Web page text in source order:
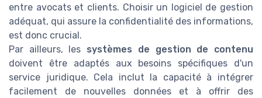
entre avocats et clients. Choisir un logiciel de gestion
adéquat, qui assure la confidentialité des informations,
est donc crucial.
Par ailleurs, les systèmes de gestion de contenu
doivent être adaptés aux besoins spécifiques d'un
service juridique. Cela inclut la capacité à intégrer
facilement de nouvelles données et à offrir des